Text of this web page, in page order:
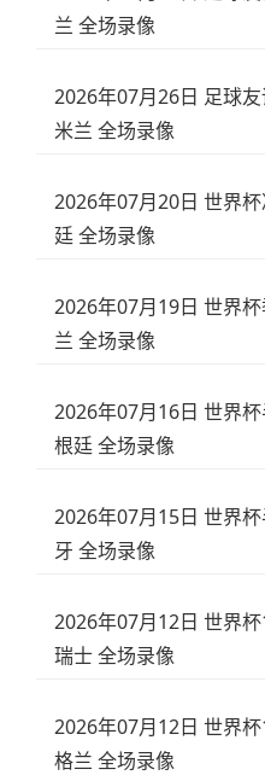
兰 全场录像
2026年07月26日 足球
米兰 全场录像
2026年07月20日 世界
廷 全场录像
2026年07月19日 世界
兰 全场录像
2026年07月16日 世界
根廷 全场录像
2026年07月15日 世界
牙 全场录像
2026年07月12日 世界
瑞士 全场录像
2026年07月12日 世界
格兰 全场录像